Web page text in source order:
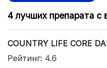
4 лучших препарата с
COUNTRY LIFE CORE
Рейтинг: 4.6